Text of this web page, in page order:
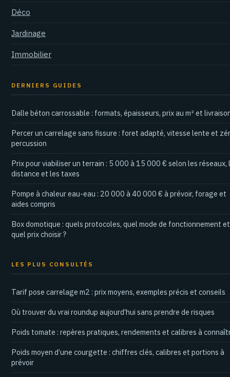
Déco
Jardinage
Immobilier
DERNIERS GUIDES
Dalle béton carrossable : formats, épaisseurs, prix au m² et
Percer un carrelage sans fissure : foret adapté, vitesse lente et
percussion
Prix pour viabiliser un terrain : 5 000 à 15 000 € selon les réseaux,
distance et les taxes
Pompe à chaleur eau-eau : 20 000 à 40 000 € à prévoir, forage et
aides compris
Box domotique : quels protocoles, quel mode de fonctionnement et
quel prix choisir ?
LES PLUS CONSULTÉS
Tarif pose carrelage m2 : prix moyens, exemples précis et conseils
Où trouver du vrai roundup aujourd’hui sans prendre de risques
Poids tomate : repères pratiques, rendements et calibres à
Poids moyen d’une courgette : chiffres clés, calibres et portions à
prévoir